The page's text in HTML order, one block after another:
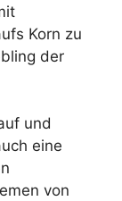
Korn zu
der
und
eine
von